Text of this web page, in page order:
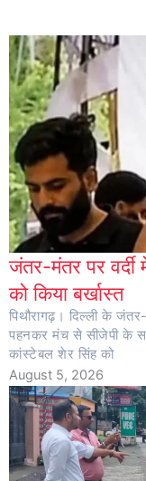
जंतर-मंतर पर
को किया बर्खास्त
पिथौरागढ़। दिल्ली के
पहनकर मंच से सीजेपी के
कांस्टेबल शेर सिंह को
August 5, 2026